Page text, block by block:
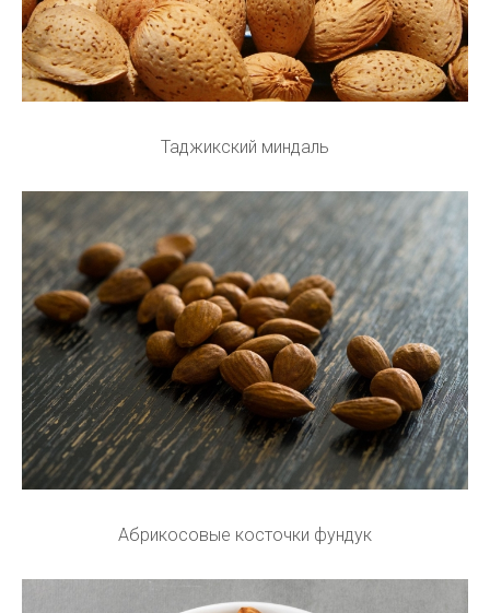
Таджикский миндаль
Абрикосовые косточки фундук